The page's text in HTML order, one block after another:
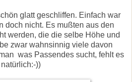
glatt geschliffen. Einfach war
doch nicht. Es mußten aus den
werden, die die selbe Höhe und
zwar wahnsinnig viele davon
was Passendes sucht, fehlt es
natürlich:-))